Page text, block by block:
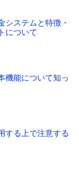
システムと特徴・
について
機能について知っ
する上で注意する